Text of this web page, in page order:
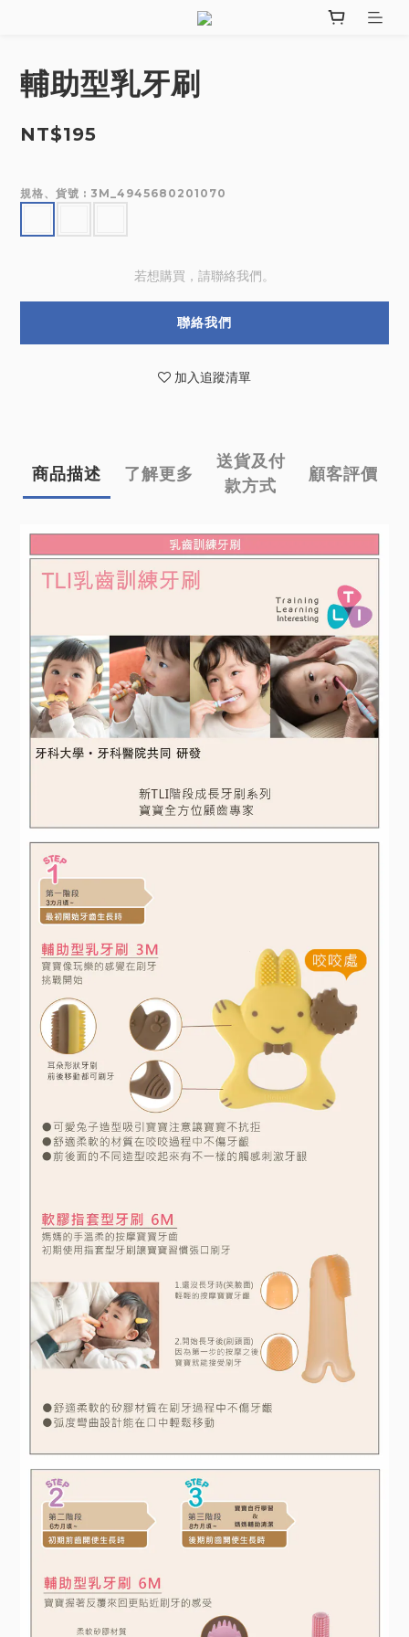
輔助型乳牙刷
NT$195
規格、貨號 : 3M_4945680201070
若想購買，請聯絡我們。
聯絡我們
加入追蹤清單
商品描述 了解更多
送貨及付
款方式
顧客評價